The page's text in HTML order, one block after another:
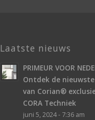
Laatste nieuws
PRIMEUR VOOR
Ontdek de
van Corian®
CORA Techniek
juni 5, 2024 - 7:36 am